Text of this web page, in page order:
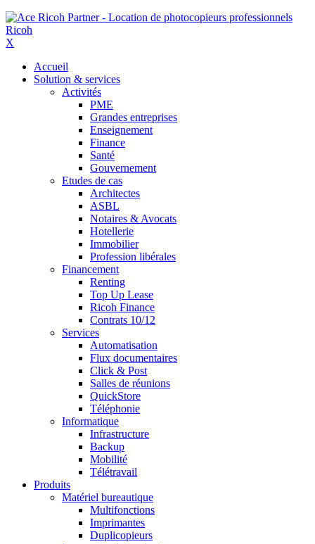
X
Accueil
Solution & services
Activités
PME
Grandes entreprises
Enseignement
Finance
Santé
Gouvernement
Etudes de cas
Architectes
ASBL
Notaires & Avocats
Hotellerie
Immobilier
Profession libérales
Financement
Renting
Top Up Lease
Ricoh Finance
Contrats 10/12
Services
Automatisation
Flux documentaires
Click & Post
Salles de réunions
QuickStore
Téléphonie
Informatique
Infrastructure
Backup
Mobilité
Télétravail
Produits
Matériel bureautique
Multifonctions
Imprimantes
Duplicopieurs